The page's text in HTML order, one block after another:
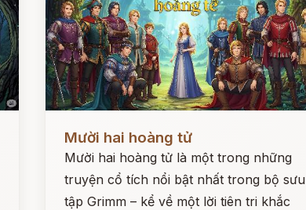
Mười hai hoàng tử
Mười hai hoàng tử là một trong những
truyện cổ tích nổi bật nhất trong bộ sưu
tập Grimm – kể về một lời tiên tri khắc